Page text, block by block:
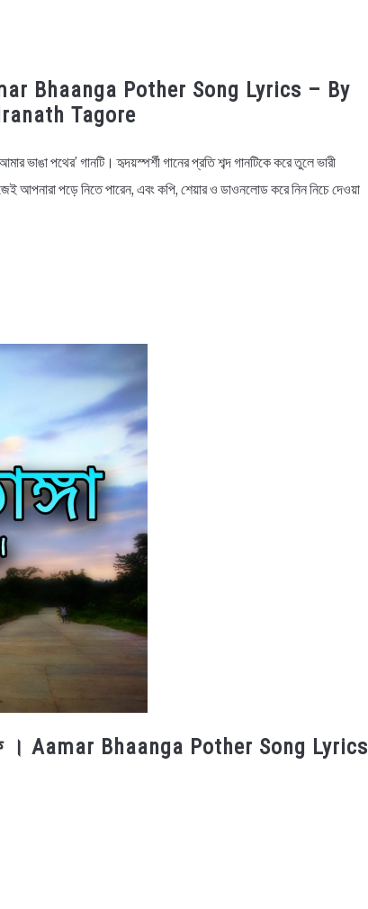
Bhaanga Pother Song Lyrics – By
Tagore
ভাঙা পথের’ গানটি। হৃদয়স্পর্শী গানের প্রতি শব্দ গানটিকে করে তুলে ভারী
আপনারা পড়ে নিতে পারেন, এবং কপি, শেয়ার ও ডাওনলোড করে নিন নিচে দেওয়া
। Aamar Bhaanga Pother Song Lyrics